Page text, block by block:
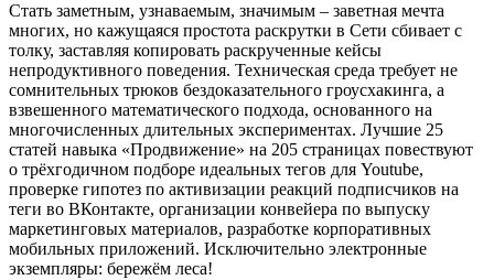
Стать заметным, узнаваемым, значимым – заветная мечта
многих, но кажущаяся простота раскрутки в Сети сбивает с
толку, заставляя копировать раскрученные кейсы
непродуктивного поведения. Техническая среда требует не
сомнительных трюков бездоказательного гроусхакинга, а
взвешенного математического подхода, основанного на
многочисленных длительных экспериментах. Лучшие 25
статей навыка «Продвижение» на 205 страницах повествуют
о трёхгодичном подборе идеальных тегов для Youtube,
проверке гипотез по активизации реакций подписчиков на
теги во ВКонтакте, организации конвейера по выпуску
маркетинговых материалов, разработке корпоративных
мобильных приложений. Исключительно электронные
экземпляры: бережём леса!